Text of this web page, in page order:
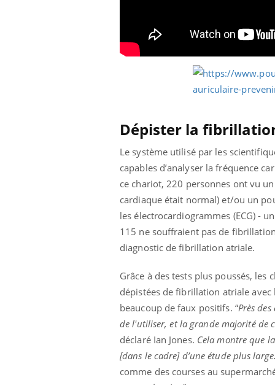
Dépister la
Le système utilisé par les
capables d’analyser la fréquence
ce chariot, 220 personnes ont vu
cardiaque était normal) et/ou un
les électrocardiogrammes (ECG) -
115 ne souffraient pas de
diagnostic de fibrillation atriale.
Grâce à des tests plus poussés,
dépistées de fibrillation atriale
beaucoup de faux positifs. “Près
de l'utiliser, et la grande majorité de
déclaré Ian Jones. Cela montre que
[dans le cadre] d’une étude plus large.
comme des courses au
Eczéma Chronique des Mains :
Youtube
Il y a des sujets qui sont faciles à aborder...